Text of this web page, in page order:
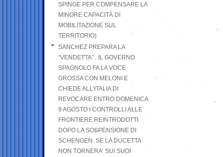
SPINGE PER COMPENSARE LA
MINORE CAPACITÀ DI
MOBILITAZIONE SUL
TERRITORIO)
SANCHEZ PREPARA LA
“VENDETTA” . IL GOVERNO
SPAGNOLO FA LA VOCE
GROSSA CON MELONI E
CHIEDE ALL’ITALIA DI
REVOCARE ENTRO DOMENICA
9 AGOSTO I CONTROLLI ALLE
FRONTIERE REINTRODOTTI
DOPO LA SOSPENSIONE DI
SCHENGEN. SE LA DUCETTA
NON TORNERA’ SUI SUOI